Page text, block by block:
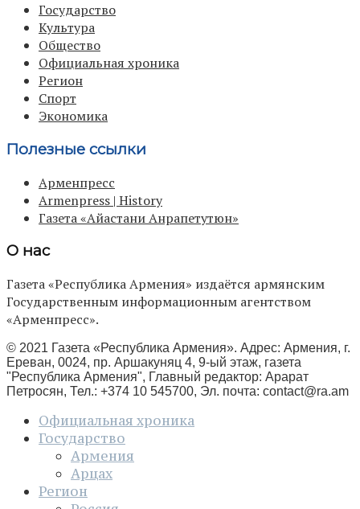
Государство
Культура
Общество
Официальная хроника
Регион
Спорт
Экономика
Полезные ссылки
Арменпресс
Armenpress | History
Газета «Айастани Анрапетутюн»
О нас
Газета «Республика Армения» издаётся армянским
Государственным информационным агентством
«Арменпресс».
© 2021 Газета «Республика Армения». Адрес: Армения, г.
Ереван, 0024, пр. Аршакуняц 4, 9-ый этаж, газета
"Республика Армения", Главный редактор: Арарат
Петросян, Тел.: +374 10 545700, Эл. почта: contact@ra.am
Официальная хроника
Государство
Армения
Арцах
Регион